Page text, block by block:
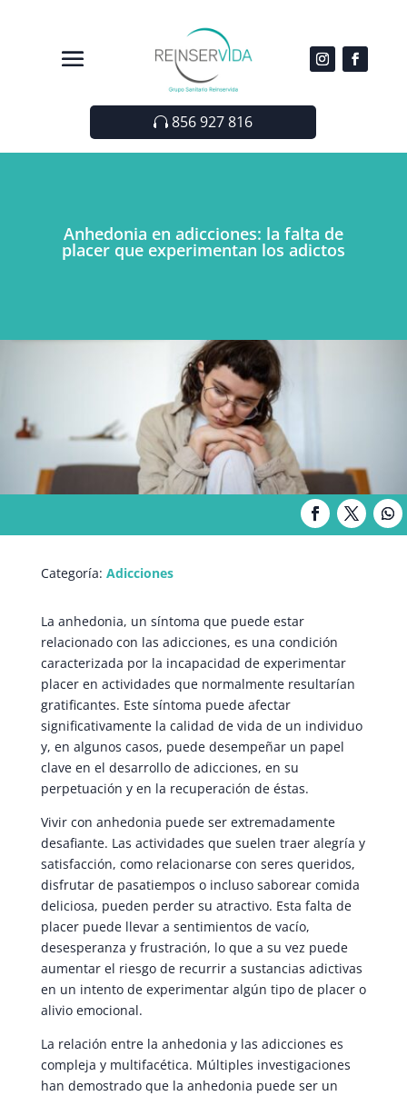
856 927 816
Anhedonia en adicciones: la falta de
placer que experimentan los adictos
Categoría: Adicciones
La anhedonia, un síntoma que puede estar
relacionado con las adicciones, es una condición
caracterizada por la incapacidad de experimentar
placer en actividades que normalmente resultarían
gratificantes. Este síntoma puede afectar
significativamente la calidad de vida de un individuo
y, en algunos casos, puede desempeñar un papel
clave en el desarrollo de adicciones, en su
perpetuación y en la recuperación de éstas.
Vivir con anhedonia puede ser extremadamente
desafiante. Las actividades que suelen traer alegría y
satisfacción, como relacionarse con seres queridos,
disfrutar de pasatiempos o incluso saborear comida
deliciosa, pueden perder su atractivo. Esta falta de
placer puede llevar a sentimientos de vacío,
desesperanza y frustración, lo que a su vez puede
aumentar el riesgo de recurrir a sustancias adictivas
en un intento de experimentar algún tipo de placer o
alivio emocional.
La relación entre la anhedonia y las adicciones es
compleja y multifacética. Múltiples investigaciones
han demostrado que la anhedonia puede ser un